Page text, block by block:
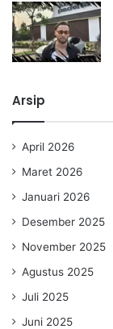
Arsip
April 2026
Maret 2026
Januari 2026
Desember 2025
November 2025
Agustus 2025
Juli 2025
Juni 2025